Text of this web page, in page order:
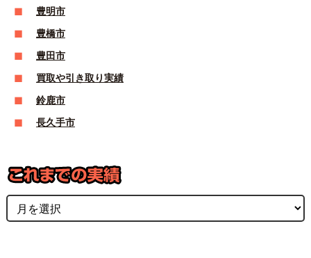
豊明市
豊橋市
豊田市
買取や引き取り実績
鈴鹿市
長久手市